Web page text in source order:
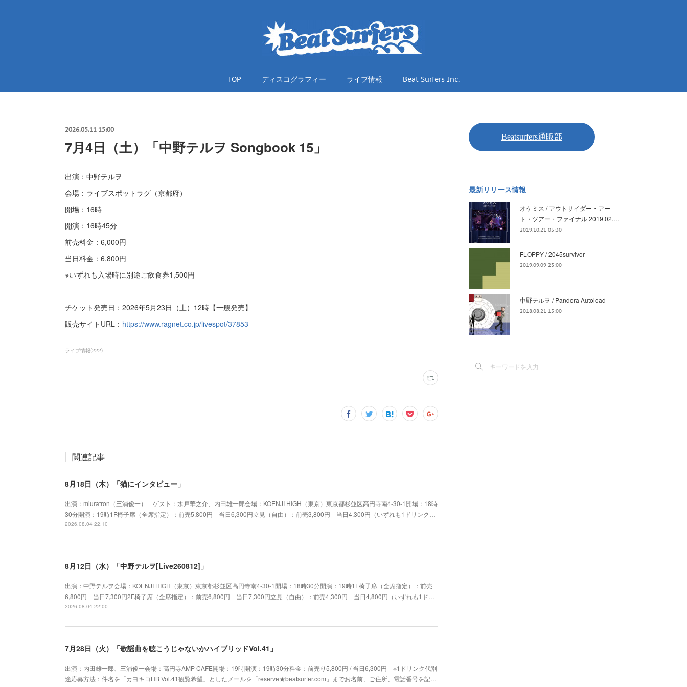
TOP ディスコグラフィー ライブ情報 Beat Surfers Inc.
2026.05.11 15:00
7月4日（土）「中野テルヲ Songbook 15」
出演：中野テルヲ
会場：ライブスポットラグ（京都府）
開場：16時
開演：16時45分
前売料金：6,000円
当日料金：6,800円
※いずれも入場時に別途ご飲食券1,500円
チケット発売日：2026年5月23日（土）12時【一般発売】
販売サイトURL： https://www.ragnet.co.jp/livespot/37853
ライブ情報(222)
関連記事
8月18日（木）「猫にインタビュー」
出演：miuratron（三浦俊一） ゲスト：水戸華之介、内田雄一郎会場：KOENJI HIGH（東京）東京都杉並区高円寺南4-30-1開場：18時
30分開演：19時1F椅子席（全席指定）：前売5,800円 当日6,300円立見（自由）：前売3,800円 当日4,300円（いずれも1ドリンク…
2026.08.04 22:10
8月12日（水）「中野テルヲ[Live260812]」
出演：中野テルヲ会場：KOENJI HIGH（東京）東京都杉並区高円寺南4-30-1開場：18時30分開演：19時1F椅子席（全席指定）：前売
6,800円 当日7,300円2F椅子席（全席指定）：前売6,800円 当日7,300円立見（自由）：前売4,300円 当日4,800円（いずれも1ド…
2026.08.04 22:00
7月28日（火）「歌謡曲を聴こうじゃないかハイブリッドVol.41」
出演：内田雄一郎、三浦俊一会場：高円寺AMP CAFE開場：19時開演：19時30分料金：前売り5,800円 / 当日6,300円 ※1ドリンク代別
途応募方法：件名を「カヨキコHB Vol.41観覧希望」としたメールを「reserve★beatsurfer.com」までお名前、ご住所、電話番号を記…
最新リリース情報
オケミス / アウトサイダー・アー
ト・ツアー・ファイナル 2019.02.…
2019.10.21 05:30
FLOPPY / 2045survivor
2019.09.09 23:00
中野テルヲ / Pandora Autoload
2018.08.21 15:00